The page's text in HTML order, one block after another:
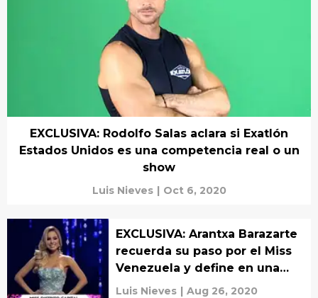
EXCLUSIVA: Rodolfo Salas aclara si Exatlón
Estados Unidos es una competencia real o un
show
Luis Nieves | Oct 6, 2020
EXCLUSIVA: Arantxa Barazarte
recuerda su paso por el Miss
Venezuela y define en una
palabra a Osmel Sousa
Luis Nieves | Aug 26, 2020